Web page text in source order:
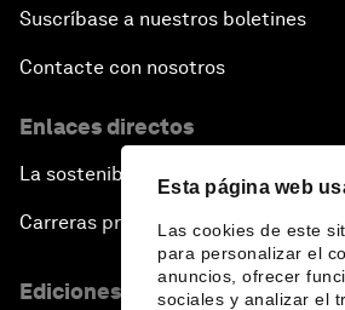
Esta página web
Las cookies de este
para personalizar el
anuncios, ofrecer
sociales y analizar el
Suscríbase a nuestros boletines
Contacte con nosotros
Enlaces directos
La sostenibilidad en el Foro
Carreras profesionales
Ediciones en otros idiomas